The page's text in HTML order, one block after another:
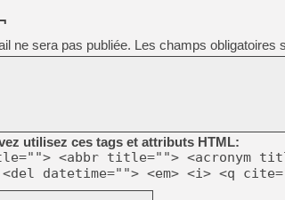
ne sera pas publiée. Les champs obligatoires
utilisez ces tags et attributs HTML:
<abbr title=""> <acronym
<del datetime=""> <em> <i> <q